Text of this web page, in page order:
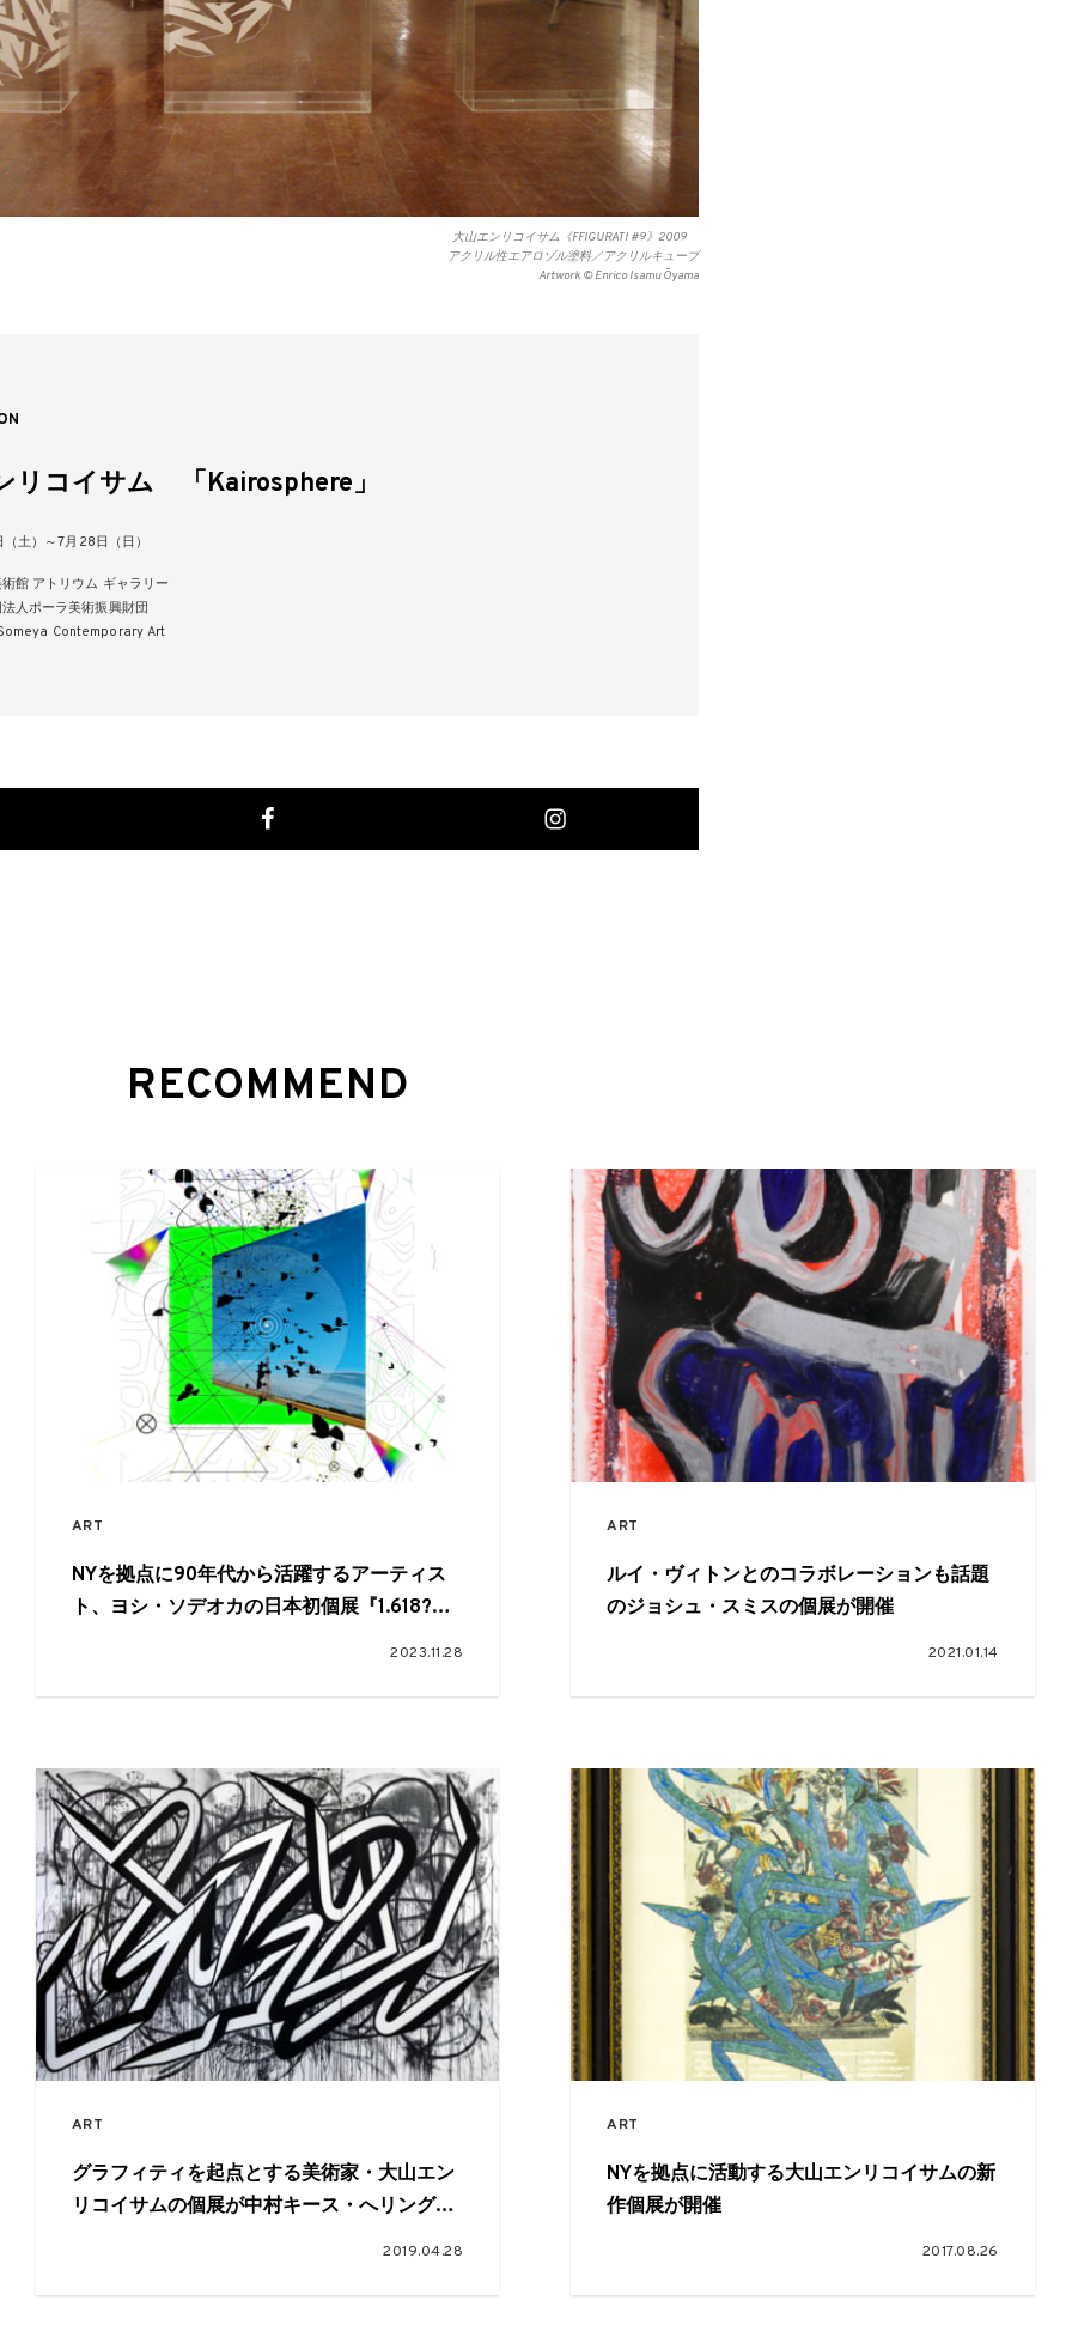
大山エンリコイサム《FFIGURATI #9》2009
アクリル性エアロゾル塗料／アクリルキューブ
Artwork © Enrico Isamu Ōyama
リコイサム 「Kairosphere」
土）～7月28日（日）
館 アトリウム ギャラリー
人ポーラ美術振興財団
Contemporary Art
RECOMMEND
ART
NYを拠点に90年代から活躍するアーティス
ト、ヨシ・ソデオカの日本初個展『1.618?』
2023.11.28
ART
ルイ・ヴィトンとのコラボレーションも話題
のジョシュ・スミスの個展が開催
2021.01.14
ART
グラフィティを起点とする美術家・大山エン
リコイサムの個展が中村キース・へリング美
2019.04.28
ART
NYを拠点に活動する大山エンリコイサムの新
作個展が開催
2017.08.26